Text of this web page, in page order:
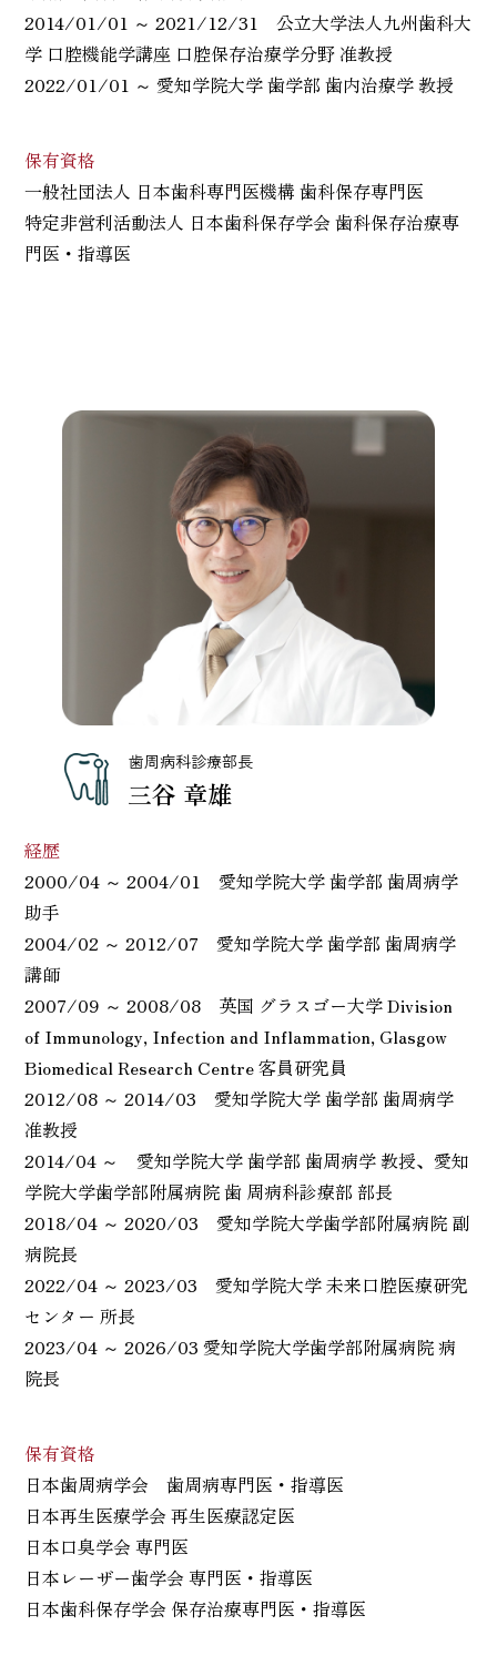
2014/01/01 ～ 2021/12/31 公立大学法人九州歯科大
学 口腔機能学講座 口腔保存治療学分野 准教授
2022/01/01 ～ 愛知学院大学 歯学部 歯内治療学 教授
保有資格
一般社団法人 日本歯科専門医機構 歯科保存専門医
特定非営利活動法人 日本歯科保存学会 歯科保存治療専
門医・指導医
歯周病科診療部長
三谷 章雄
経歴
2000/04 ～ 2004/01 愛知学院大学 歯学部 歯周病学
助手
2004/02 ～ 2012/07 愛知学院大学 歯学部 歯周病学
講師
2007/09 ～ 2008/08 英国 グラスゴー大学 Division
of Immunology, Infection and Inflammation, Glasgow
Biomedical Research Centre 客員研究員
2012/08 ～ 2014/03 愛知学院大学 歯学部 歯周病学
准教授
2014/04 ～ 愛知学院大学 歯学部 歯周病学 教授、愛知
学院大学歯学部附属病院 歯 周病科診療部 部長
2018/04 ～ 2020/03 愛知学院大学歯学部附属病院 副
病院長
2022/04 ～ 2023/03 愛知学院大学 未来口腔医療研究
センター 所長
2023/04 ～ 2026/03 愛知学院大学歯学部附属病院 病
院長
保有資格
日本歯周病学会 歯周病専門医・指導医
日本再生医療学会 再生医療認定医
日本口臭学会 専門医
日本レーザー歯学会 専門医・指導医
日本歯科保存学会 保存治療専門医・指導医